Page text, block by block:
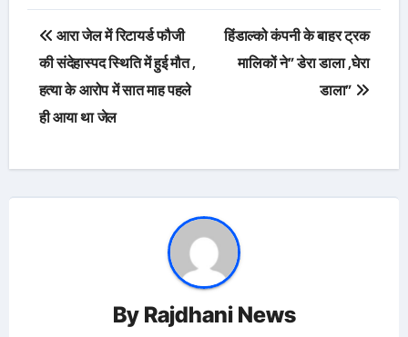
Post
navigation
आरा जेल में रिटायर्ड फौजी
की संदेहास्पद स्थिति में हुई मौत ,
हत्या के आरोप में सात माह पहले
ही आया था जेल
हिंडाल्को कंपनी के बाहर ट्रक
मालिकों ने” डेरा डाला ,घेरा
डाला”
By Rajdhani News